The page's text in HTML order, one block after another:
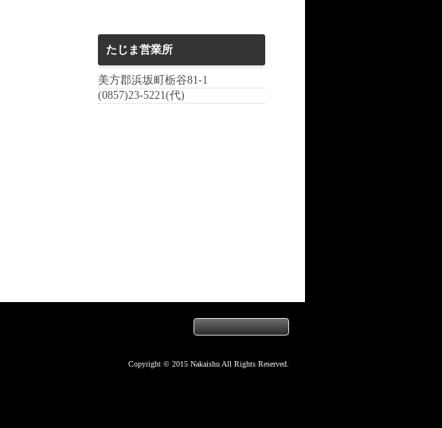
たじま営業所
美方郡浜坂町栃谷81-1
(0857)23-5221(代)
Copyright © 2015 Nakaishu All Rights Reserved.